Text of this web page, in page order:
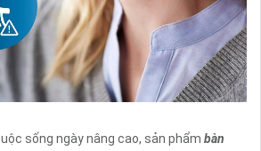
sống ngày nâng cao, sản phẩm bàn